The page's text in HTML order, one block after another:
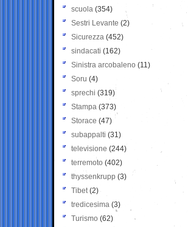
scuola (354)
Sestri Levante (2)
Sicurezza (452)
sindacati (162)
Sinistra arcobaleno (11)
Soru (4)
sprechi (319)
Stampa (373)
Storace (47)
subappalti (31)
televisione(244)
terremoto (402)
thyssenkrupp (3)
Tibet(2)
tredicesima (3)
Turismo (62)